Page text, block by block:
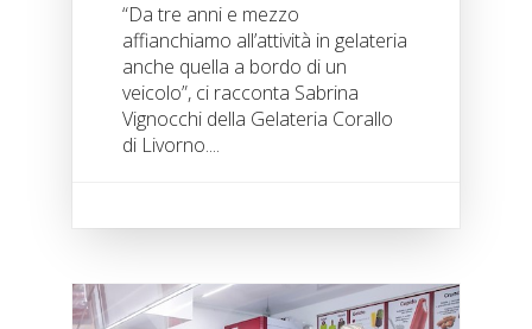
“Da tre anni e mezzo
affianchiamo all’attività in gelateria
anche quella a bordo di un
veicolo”, ci racconta Sabrina
Vignocchi della Gelateria Corallo
di Livorno....